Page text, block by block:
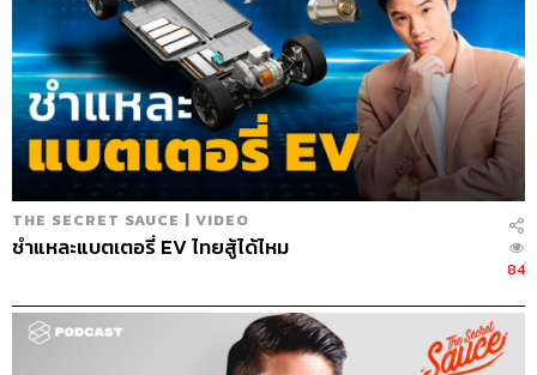
THE SECRET SAUCE | VIDEO
ชำแหละแบตเตอรี่ EV ไทยสู้ได้ไหม
84